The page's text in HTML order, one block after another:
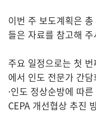
이번 주 보도계획은
들은 자료를 참고해
주요 일정으로는 첫
에서 인도 전문가 간
·인도 정상순방에 따
CEPA 개선협상 추진